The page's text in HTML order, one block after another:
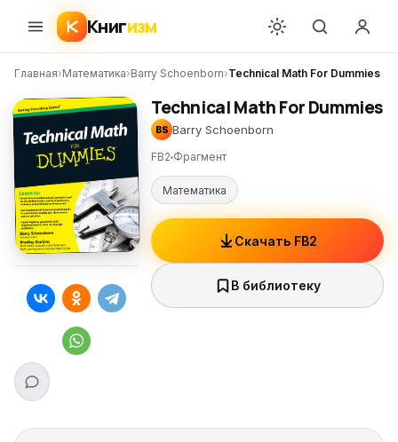
Книгизм
Главная›Математика›Barry Schoenborn›Technical Math For Dummies
Technical Math For Dummies
BS Barry Schoenborn
FB2 Фрагмент
Математика
Скачать FB2
В библиотеку